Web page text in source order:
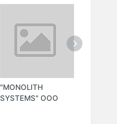
"MONOLITH
SYSTEMS" ООО